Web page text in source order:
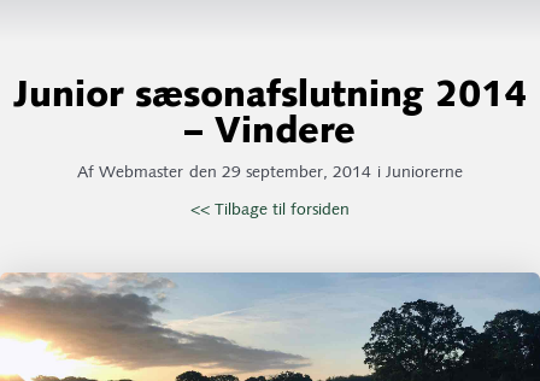
Junior sæsonafslutning 2014
– Vindere
Af Webmaster den 29 september, 2014 i Juniorerne
<< Tilbage til forsiden